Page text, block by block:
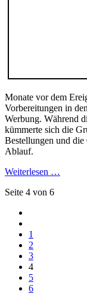
Monate vor dem
Vorbereitungen in
Werbung. Während
kümmerte sich die
Bestellungen und die
Ablauf.
Weiterlesen …
Seite 4 von 6
1
2
3
4
5
6